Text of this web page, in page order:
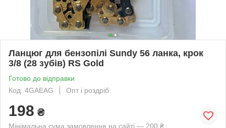
Ланцюг для бензопілі Sundy 56 ланка, крок
3/8 (28 зубів) RS Gold
Готово до відправки
Код: 4GAEAG
Опт і роздріб
198 ₴
Мінімальна сума замовлення на сайті — 200 ₴